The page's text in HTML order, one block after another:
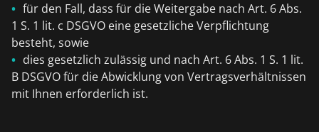
für den Fall, dass für die Weitergabe nach Art. 6 Abs.
1 S. 1 lit. c DSGVO eine gesetzliche Verpflichtung
besteht, sowie
dies gesetzlich zulässig und nach Art. 6 Abs. 1 S. 1 lit.
B DSGVO für die Abwicklung von Vertragsverhältnissen
mit Ihnen erforderlich ist.